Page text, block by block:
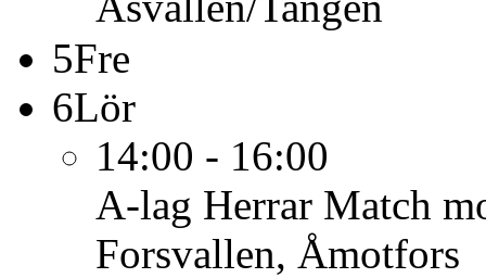
5Fre
6Lör
14:00 - 16:00
A-lag Herrar Match
Forsvallen, Åmotfors